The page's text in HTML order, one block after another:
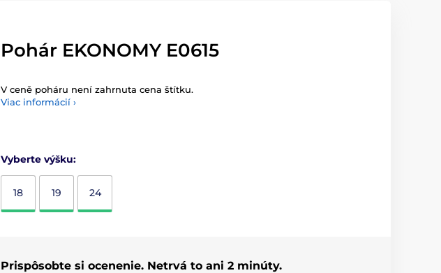
Pohár EKONOMY E0615
V ceně poháru není zahrnuta cena štítku.
Viac informácií ›
Vyberte výšku:
18 19 24
Prispôsobte si ocenenie. Netrvá to ani 2 minúty.